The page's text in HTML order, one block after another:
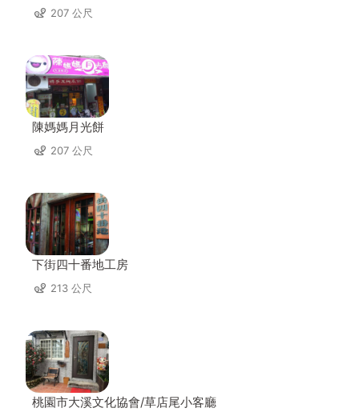
207 公尺
陳媽媽月光餅
207 公尺
下街四十番地工房
213 公尺
桃園市大溪文化協會/草店尾小客廳